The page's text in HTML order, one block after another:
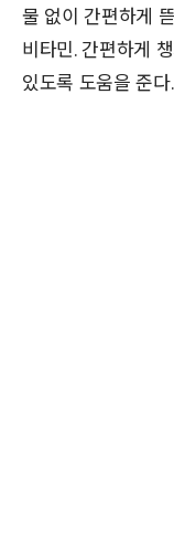
물 없이 간편하게
비타민. 간편하게
있도록 도움을 준다.